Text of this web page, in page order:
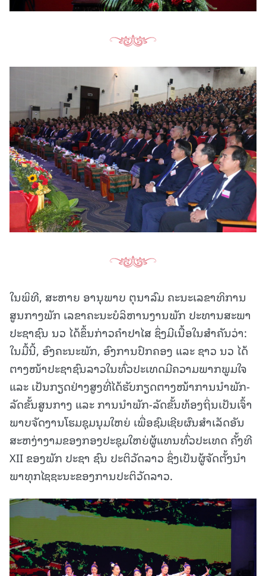
ໃນພິທີ, ສະຫາຍ ອານຸພາບ ຕຸນາລົມ ຄະນະເລຂາທິການ
ສູນກາງພັກ ເລຂາຄະນະບໍລິຫານງານພັກ ປະທານສະພາ
ປະຊາຊົນ ນວ ໄດ້ຂຶ້ນກ່າວຄໍາປາໄສ ຊຶ່ງມີເນື້ອໃນສໍາຄັນວ່າ:
ໃນມື້ນີ້, ອົງຄະນະພັກ, ອົງການປົກຄອງ ແລະ ຊາວ ນວ ໄດ້
ຕາງໜ້າປະຊາຊົນລາວໃນທົ່ວປະເທດມີຄວາມພາກພູມໃຈ
ແລະ ເປັນກຽດຢ່າງສູງທີ່ໄດ້ຮັບກຽດຕາງໜ້າການນໍາພັກ-
ລັດຂັ້ນສູນກາງ ແລະ ການນໍາພັກ-ລັດຂັ້ນທ້ອງຖິ່ນເປັນເຈົ້າ
ພາບຈັດງານໂຮມຊຸມນຸມໃຫຍ່ ເພື່ອຊົມເຊີຍຜົນສໍາເລັດອັນ
ສະຫງ່າງາມຂອງກອງປະຊຸມໃຫຍ່ຜູ້ແທນທົ່ວປະເທດ ຄັ້ງທີ
XII ຂອງພັກ ປະຊາ ຊົນ ປະຕິວັດລາວ ຊຶ່ງເປັນຜູ້ຈັດຕັ້ງນໍາ
ພາທຸກໄຊຊະນະຂອງການປະຕິວັດລາວ.